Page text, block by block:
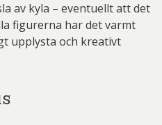
av kyla – eventuellt att det
figurerna har det varmt
upplysta och kreativt